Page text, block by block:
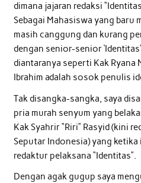
dimana jajaran redaksi
Sebagai Mahasiswa yang baru
masih canggung dan kurang
dengan senior-senior
diantaranya seperti Kak Ryana
Ibrahim adalah sosok penulis
Tak disangka-sangka, saya
pria murah senyum yang
Kak Syahrir “Riri” Rasyid (kini
Seputar Indonesia) yang ketika
redaktur pelaksana “Identitas”.
Dengan agak gugup saya